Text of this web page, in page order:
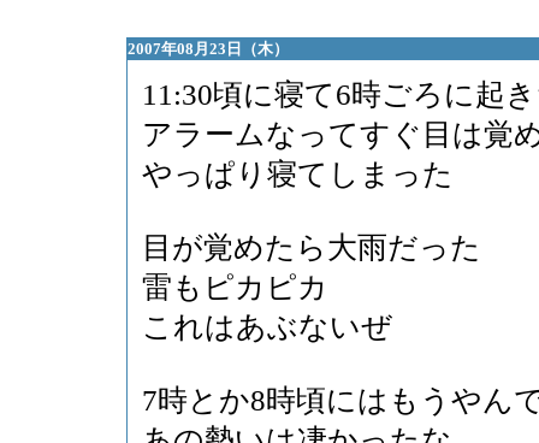
2007年08月23日（木）
11:30頃に寝て6時ごろに起
アラームなってすぐ目は覚
やっぱり寝てしまった
目が覚めたら大雨だった
雷もピカピカ
これはあぶないぜ
7時とか8時頃にはもうやん